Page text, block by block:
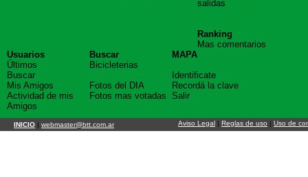
salidas
Ranking
Mas comentarios
Usuarios
Últimos
Buscar
Mis Amigos
Actividad de mis
Amigos
Buscar
Bicicleterias
Fotos del DIA
Fotos mas votadas
MAPA
Identificate
Recordá la clave
Salir
INICIO | webmaster@btt.com.ar Aviso Legal | Reglas de uso | Uso de